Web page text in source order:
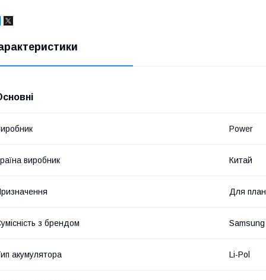
Power
виробник Китай
Для
з брендом Samsung
акумулятора Li-Pol